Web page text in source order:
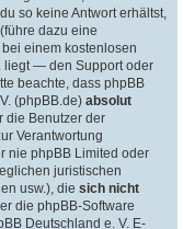
so keine Antwort erhältst,
dazu eine
einem kostenlosen
liegt — den Support oder
beachte, dass phpBB
(phpBB.de) absolut
die Benutzer der
Verantwortung
nie phpBB Limited oder
juristischen
usw.), die sich nicht
die phpBB-Software
Deutschland e. V. E-